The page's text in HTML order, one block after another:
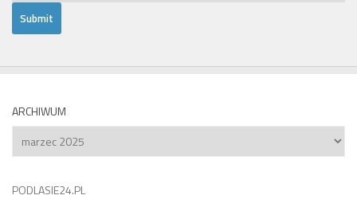
ARCHIWUM
Archiwum
PODLASIE24.PL